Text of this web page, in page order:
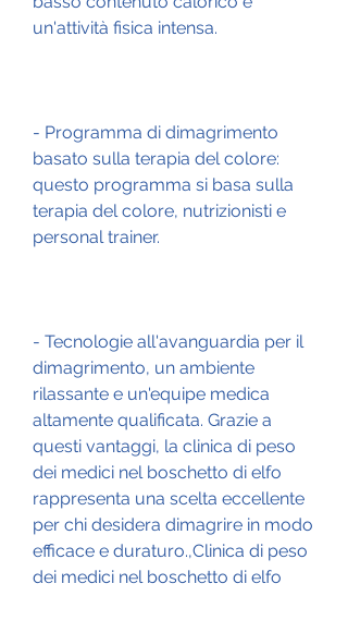
un'attività fisica intensa.
- Programma di dimagrimento
basato sulla terapia del colore:
questo programma si basa sulla
terapia del colore, nutrizionisti e
personal trainer.
- Tecnologie all'avanguardia per il
dimagrimento, un ambiente
rilassante e un'equipe medica
altamente qualificata. Grazie a
questi vantaggi, la clinica di peso
dei medici nel boschetto di elfo
rappresenta una scelta eccellente
per chi desidera dimagrire in modo
efficace e duraturo.,Clinica di peso
dei medici nel boschetto di elfo